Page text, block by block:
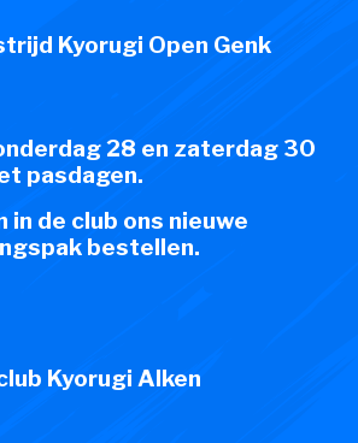
Kyorugi Open Genk
28 en zaterdag 30
pasdagen.
in de club ons nieuwe
bestellen.
Kyorugi Alken